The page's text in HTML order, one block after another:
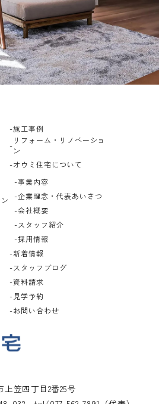
上笠四丁目2番25号
施工事例
リフォーム・リノベーショ
ン
オウミ住宅について
事業内容
企業理念・代表あいさつ
会社概要
スタッフ紹介
採用情報
新着情報
スタッフブログ
資料請求
見学予約
お問い合わせ